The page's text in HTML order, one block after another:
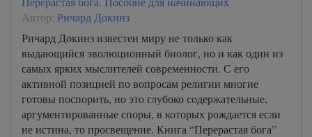
Автор: Ричард Докинз
Ричард Докинз известен миру не только как
выдающийся эволюционный биолог, но и как один из
самых ярких мыслителей современности. С его
активной позицией по вопросам религии многие
готовы поспорить, но это глубоко содержательные,
аргументированные споры, в которых рождается если
не истина, то просвещение. Книга “Перерастая бога”